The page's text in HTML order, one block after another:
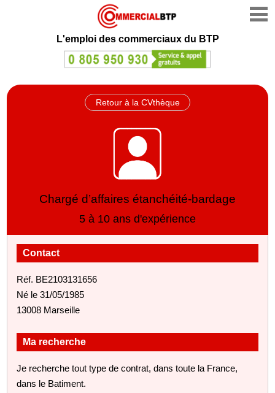
L'emploi des commerciaux du BTP
Retour à la CVthèque
Chargé d’affaires étanchéité-bardage
5 à 10 ans d'expérience
Contact
Réf. BE2103131656
Né le 31/05/1985
13008 Marseille
Ma recherche
Je recherche tout type de contrat, dans toute la France,
dans le Batiment.